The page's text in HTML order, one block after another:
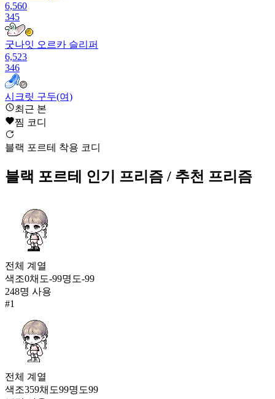
6,560
345
굿나잇 오르카 슬리퍼
6,523
346
시크릿 구두(여)
6,452
347
백혜(여)
6,427
블랙 포르테
350
로얄 메르세데스 슈즈
6,400
기사단화
6,396
경쾌한 행진
6,331
최근 본
찜 코디
블랙 포르테 착용 코디
블랙 포르테 인기 프리즘 / 추천 프리즘
전체 계열
색조0채도-99명도-99
248명 사용
#1
전체 계열
색조359채도99명도99